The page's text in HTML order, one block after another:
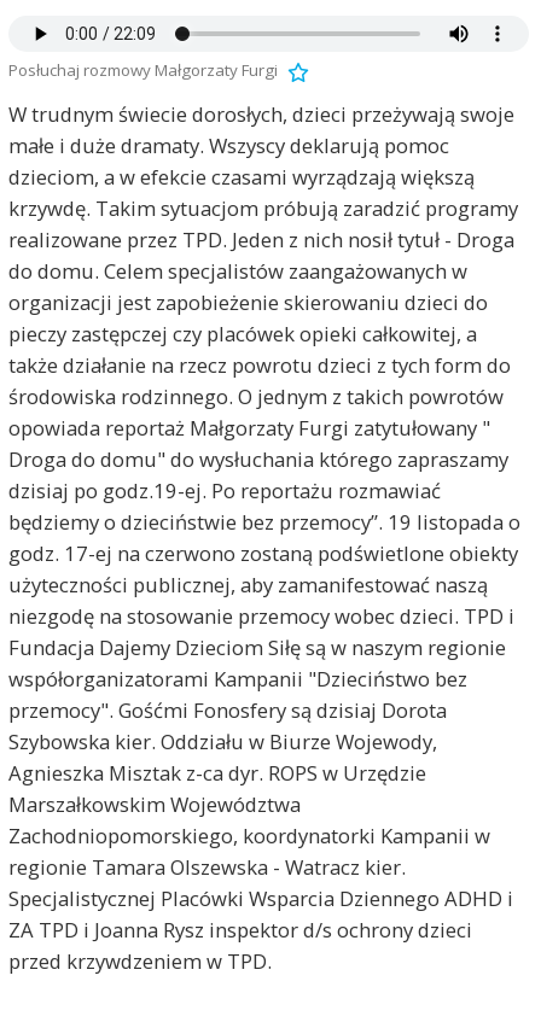
Posłuchaj rozmowy Małgorzaty Furgi
W trudnym świecie dorosłych, dzieci przeżywają swoje
małe i duże dramaty. Wszyscy deklarują pomoc
dzieciom, a w efekcie czasami wyrządzają większą
krzywdę. Takim sytuacjom próbują zaradzić programy
realizowane przez TPD. Jeden z nich nosił tytuł - Droga
do domu. Celem specjalistów zaangażowanych w
organizacji jest zapobieżenie skierowaniu dzieci do
pieczy zastępczej czy placówek opieki całkowitej, a
także działanie na rzecz powrotu dzieci z tych form do
środowiska rodzinnego. O jednym z takich powrotów
opowiada reportaż Małgorzaty Furgi zatytułowany "
Droga do domu" do wysłuchania którego zapraszamy
dzisiaj po godz.19-ej. Po reportażu rozmawiać
będziemy o dzieciństwie bez przemocy”. 19 listopada o
godz. 17-ej na czerwono zostaną podświetlone obiekty
użyteczności publicznej, aby zamanifestować naszą
niezgodę na stosowanie przemocy wobec dzieci. TPD i
Fundacja Dajemy Dzieciom Siłę są w naszym regionie
współorganizatorami Kampanii "Dzieciństwo bez
przemocy". Gośćmi Fonosfery są dzisiaj Dorota
Szybowska kier. Oddziału w Biurze Wojewody,
Agnieszka Misztak z-ca dyr. ROPS w Urzędzie
Marszałkowskim Województwa
Zachodniopomorskiego, koordynatorki Kampanii w
regionie Tamara Olszewska - Watracz kier.
Specjalistycznej Placówki Wsparcia Dziennego ADHD i
ZA TPD i Joanna Rysz inspektor d/s ochrony dzieci
przed krzywdzeniem w TPD.